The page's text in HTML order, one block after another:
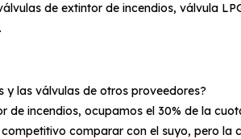
de extintor de incendios, válvula
y las válvulas de otros proveedores?
de incendios, ocupamos el 30% de la
comparar con el suyo, pero la